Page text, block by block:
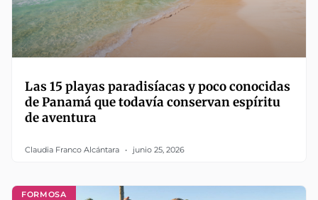
Las 15 playas paradisíacas y poco conocidas
de Panamá que todavía conservan espíritu
de aventura
Claudia Franco Alcántara junio 25, 2026
FORMOSA